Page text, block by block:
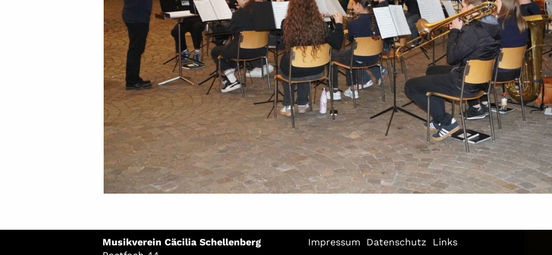
Musikverein Cäcilia Schellenberg
Impressum Datenschutz Links